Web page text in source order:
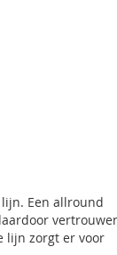
Een allround
lijn zorgt er voor